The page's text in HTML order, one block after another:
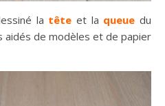
la tête et la queue du
aidés de modèles et de papier